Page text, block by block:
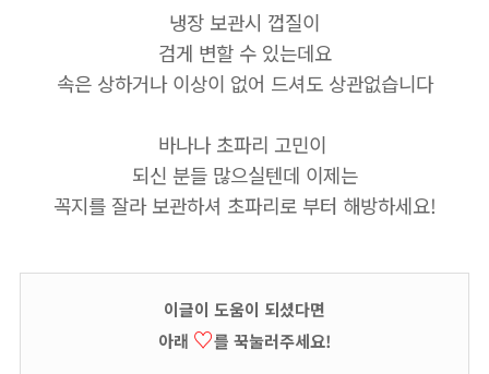
냉장 보관시 껍질이
검게 변할 수 있는데요
속은 상하거나 이상이 없어 드셔도 상관없습니다
바나나 초파리 고민이
되신 분들 많으실텐데 이제는
꼭지를 잘라 보관하셔 초파리로 부터 해방하세요!
이글이 도움이 되셨다면
아래 ♡를 꾹눌러주세요!